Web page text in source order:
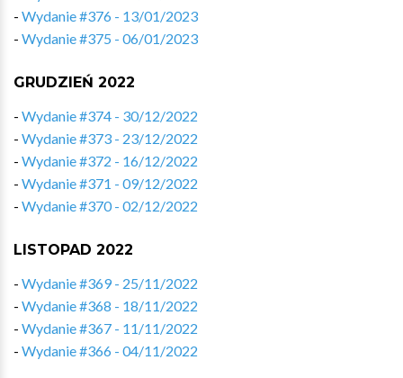
- Wydanie #376 - 13/01/2023
- Wydanie #375 - 06/01/2023
GRUDZIEŃ 2022
- Wydanie #374 - 30/12/2022
- Wydanie #373 - 23/12/2022
- Wydanie #372 - 16/12/2022
- Wydanie #371 - 09/12/2022
- Wydanie #370 - 02/12/2022
LISTOPAD 2022
- Wydanie #369 - 25/11/2022
- Wydanie #368 - 18/11/2022
- Wydanie #367 - 11/11/2022
- Wydanie #366 - 04/11/2022